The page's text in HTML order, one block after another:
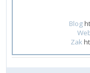
Blog
Zak